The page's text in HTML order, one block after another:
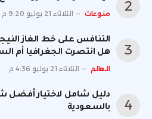
منوعات الثلاثاء 21 يوليو 9:20 م
التنافس على خط الغاز
هل انتصرت الجغرافيا أم
العالم الثلاثاء 21 يوليو 4:36 م
دليل شامل لاختيار أفضل
بالسعودية